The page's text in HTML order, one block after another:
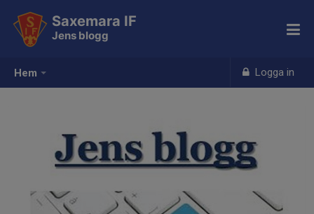
Hem Logga in
Saxemara IF
Jens blogg